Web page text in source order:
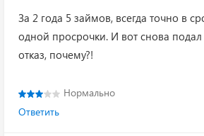
За 2 года 5 займов, всегда точно в
одной просрочки. И вот снова подал
отказ, почему?!
Нормально
Ответить